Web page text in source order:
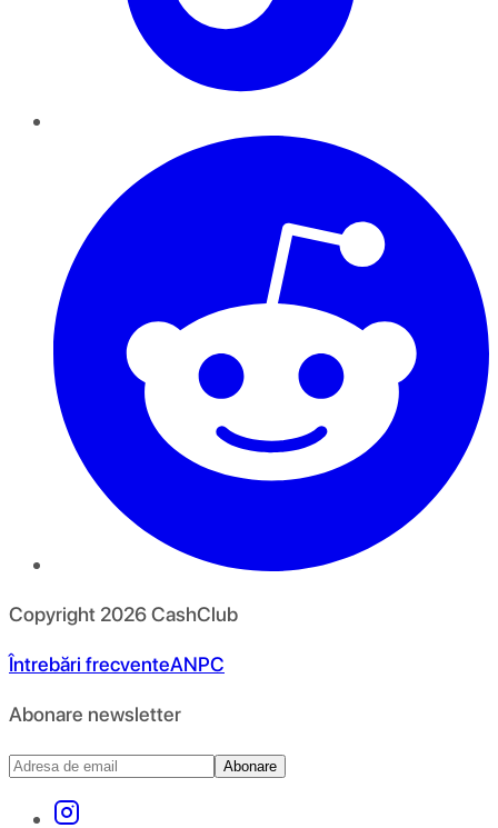
Copyright 2026CashClub
Întrebări frecventeANPC
Abonare newsletter
Abonare